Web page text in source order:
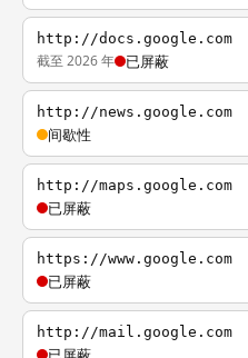
http://docs.google.com
截至 2026 年 已屏蔽
http://news.google.com
间歇性
http://maps.google.com
已屏蔽
https://www.google.com
已屏蔽
http://mail.google.com